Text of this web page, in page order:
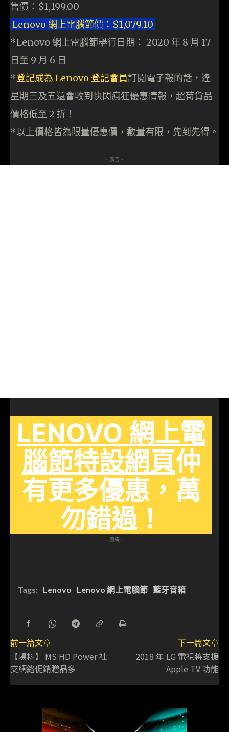
售價：$1,199.00
Lenovo 網上電腦節價：$1,079.10
*Lenovo 網上電腦節舉行日期： 2020 年 8 月 17
日至 9 月 6 日
*登記成為 Lenovo 登記會員訂閱電子報的話，逢
星期三及五還會收到快閃瘋狂優惠情報，超荀貨品
價格低至 2 折！
*以上價格皆為限量優惠價，數量有限，先到先得。
- 廣告 -
LENOVO 網上電
腦節特設網頁仲
有更多優惠，萬
勿錯過！
- 廣告 -
Tags: Lenovo Lenovo 網上電腦節 藍牙音箱
前一篇文章
【場料】 MS HD Power 社
交網絡促銷贈品多
下一篇文章
2018 年 LG 電視將支援
Apple TV 功能